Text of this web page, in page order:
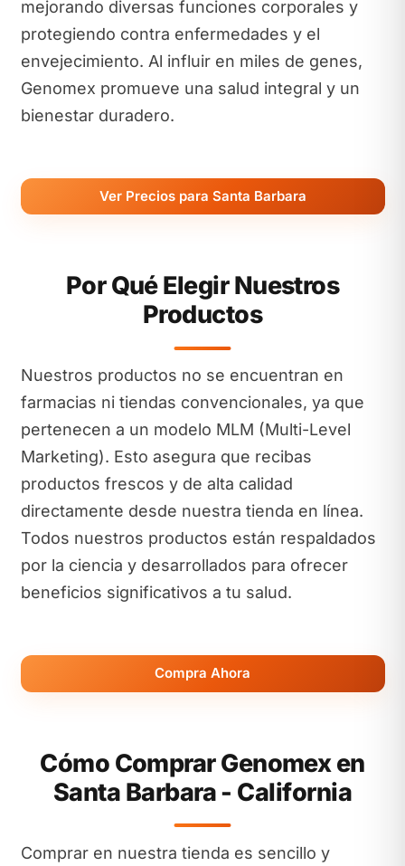
mejorando diversas funciones corporales y
protegiendo contra enfermedades y el
envejecimiento. Al influir en miles de genes,
Genomex promueve una salud integral y un
bienestar duradero.
Ver Precios para Santa Barbara
Por Qué Elegir Nuestros
Productos
Nuestros productos no se encuentran en
farmacias ni tiendas convencionales, ya que
pertenecen a un modelo MLM (Multi-Level
Marketing). Esto asegura que recibas
productos frescos y de alta calidad
directamente desde nuestra tienda en línea.
Todos nuestros productos están respaldados
por la ciencia y desarrollados para ofrecer
beneficios significativos a tu salud.
Compra Ahora
Cómo Comprar Genomex en
Santa Barbara - California
Comprar en nuestra tienda es sencillo y